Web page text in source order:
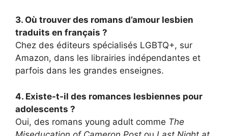
3. Où trouver des romans d’amour lesbien
traduits en français ?
Chez des éditeurs spécialisés LGBTQ+, sur
Amazon, dans les librairies indépendantes et
parfois dans les grandes enseignes.
4. Existe-t-il des romances lesbiennes pour
adolescents ?
Oui, des romans young adult comme The